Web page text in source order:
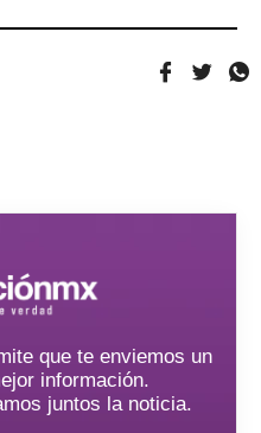
que te enviemos un
información.
juntos la noticia.